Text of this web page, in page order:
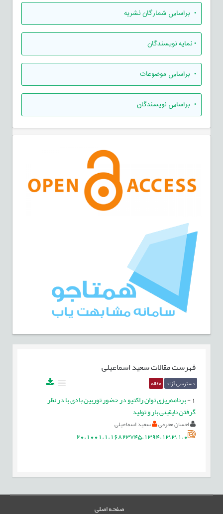
• براساس شمارگان نشریه
•نمایه نویسندگان
• براساس موضوعات
• براساس نویسندگان
فهرست مقالاتسعید اسماعیلی
دسترسی آزاد مقاله
-برنامه‌ریزی توان راکتیو در حضور توربین بادی با در نظر
گرفتن نایقینی بار و تولید
احسان محرمی سعید اسماعیلی
20.1001.1.16823745.1394.13.3.1.0
صفحه اصلی